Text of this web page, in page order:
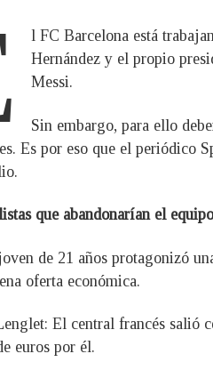
l FC Barcelona está
Hernández y el propio
Messi.
Sin embargo, para ello
Es por eso que el periódico
que abandonarían el equipo
de 21 años protagonizó
oferta económica.
El central francés salió
euros por él.